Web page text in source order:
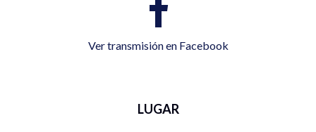
Ver transmisión en Facebook
LUGAR